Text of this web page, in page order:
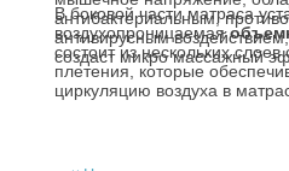
антибактериальным,
антивирусным
создаст микро массажный
В боковой части матраса
воздухопроницаемая
состоит из нескольких слоев
плетения, которые
циркуляцию воздуха в